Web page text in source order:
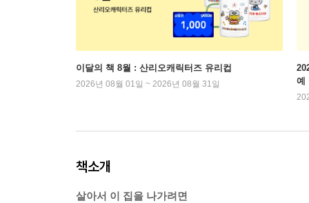
이달의 책 8월 : 산리오캐릭터즈 유리컵
2026년 08월 01일 ~ 2026년 08월 31일
예
책소개
살아서 이 집을 나가려면